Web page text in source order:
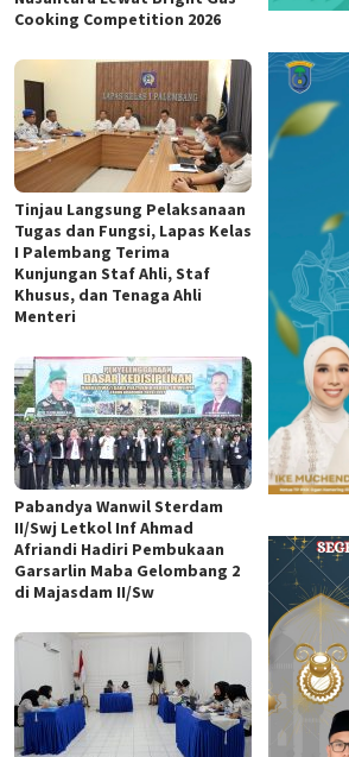
Cooking Competition 2026
Tinjau Langsung Pelaksanaan
Tugas dan Fungsi, Lapas Kelas
I Palembang Terima
Kunjungan Staf Ahli, Staf
Khusus, dan Tenaga Ahli
Menteri
Pabandya Wanwil Sterdam
II/Swj Letkol Inf Ahmad
Afriandi Hadiri Pembukaan
Garsarlin Maba Gelombang 2
di Majasdam II/Sw